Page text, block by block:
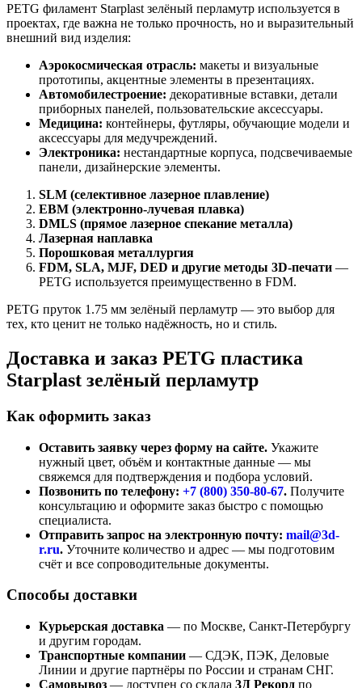
PETG филамент Starplast зелёный перламутр используется в
проектах, где важна не только прочность, но и выразительный
внешний вид изделия:
Аэрокосмическая отрасль: макеты и визуальные
прототипы, акцентные элементы в презентациях.
Автомобилестроение: декоративные вставки, детали
приборных панелей, пользовательские аксессуары.
Медицина: контейнеры, футляры, обучающие модели и
аксессуары для медучреждений.
Электроника: нестандартные корпуса, подсвечиваемые
панели, дизайнерские элементы.
SLM (селективное лазерное плавление)
EBM (электронно-лучевая плавка)
DMLS (прямое лазерное спекание металла)
Лазерная наплавка
Порошковая металлургия
FDM, SLA, MJF, DED и другие методы 3D-печати —
PETG используется преимущественно в FDM.
PETG пруток 1.75 мм зелёный перламутр — это выбор для
тех, кто ценит не только надёжность, но и стиль.
Доставка и заказ PETG пластика
Starplast зелёный перламутр
Как оформить заказ
Оставить заявку через форму на сайте. Укажите
нужный цвет, объём и контактные данные — мы
свяжемся для подтверждения и подбора условий.
Позвонить по телефону: +7 (800) 350-80-67. Получите
консультацию и оформите заказ быстро с помощью
специалиста.
Отправить запрос на электронную почту: mail@3d-
r.ru. Уточните количество и адрес — мы подготовим
счёт и все сопроводительные документы.
Способы доставки
Курьерская доставка — по Москве, Санкт-Петербургу
и другим городам.
Транспортные компании — СДЭК, ПЭК, Деловые
Линии и другие партнёры по России и странам СНГ.
Самовывоз — доступен со склада 3Д Рекорд по